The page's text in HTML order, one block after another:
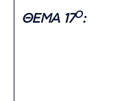
ΘΕΜΑ 17Ο: